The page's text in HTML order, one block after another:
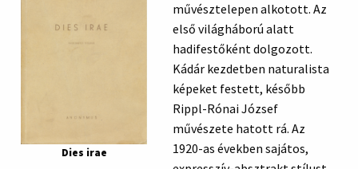
Dies irae
művésztelepen alkotott. Az
első világháború alatt
hadifestőként dolgozott.
Kádár kezdetben naturalista
képeket festett, később
Rippl-Rónai József
művészete hatott rá. Az
1920-as években sajátos,